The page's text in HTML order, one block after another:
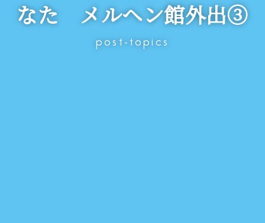
なた メルヘン館外出③
post-topics